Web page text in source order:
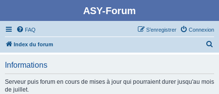
ASY-Forum
FAQ Connexion
S’enregistrer
Index du forum
Informations
Serveur puis forum en cours de mises à jour qui pourraient durer jusqu'au mois
de juillet.